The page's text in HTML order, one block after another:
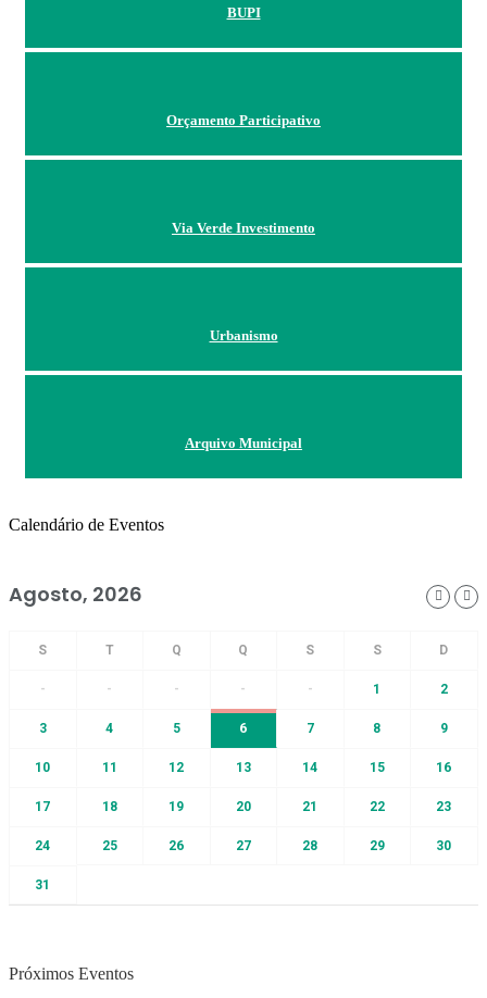
BUPI
Orçamento Participativo
Via Verde Investimento
Urbanismo
Arquivo Municipal
Calendário de Eventos
Agosto, 2026
- - - - - 1 2
3 4 5 6 7 8 9
10 11 12 13 14 15 16
17 18 19 20 21 22 23
24 25 26 27 28 29 30
31
Próximos Eventos